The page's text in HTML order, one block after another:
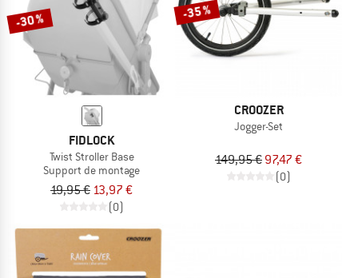
-30 %
FIDLOCK
Twist Stroller Base
Support de montage
19,95 € 13,97 €
(0)
-35 %
CROOZER
Jogger-Set
149,95 € 97,47 €
(0)